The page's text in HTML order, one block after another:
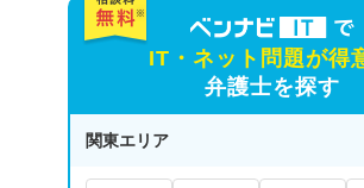
IT・ネット問題が得
弁護士を探す
関東エリア